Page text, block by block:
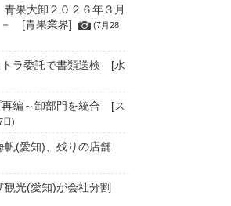
果大卸２０２６年３月
[青果業界]
(7月28
トラ委託で書類送検 [水
再編～卸部門を統合 [ス
日)
帆(愛知)、残りの店舗
観光(愛知)が会社分割